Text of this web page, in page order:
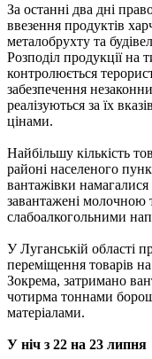
За останні два дні
ввезення продуктів
металобрухту та
Розподіл продукції на
контролюється
забезпечення
реалізуються за їх
цінами.
Найбільшу кількість
районі населеного
вантажівки
завантажені молочною
слабоалкогольними
У Луганській області
переміщення товарів
Зокрема, затримано
чотирма тоннами
матеріалами.
У ніч з 22 на 23 липня